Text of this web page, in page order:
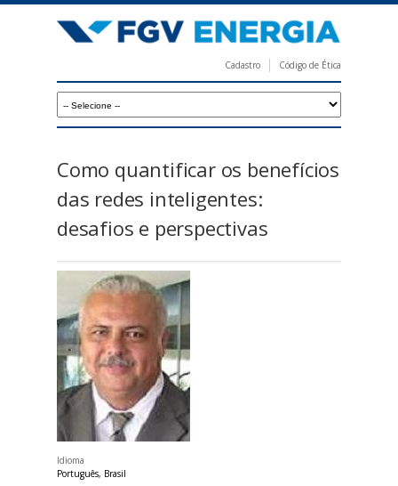
para
principal
V
e
r
g
a
Cadastro Código de Ética
Como quantificar os benefícios
das redes inteligentes:
desafios e perspectivas
Idioma
Português, Brasil